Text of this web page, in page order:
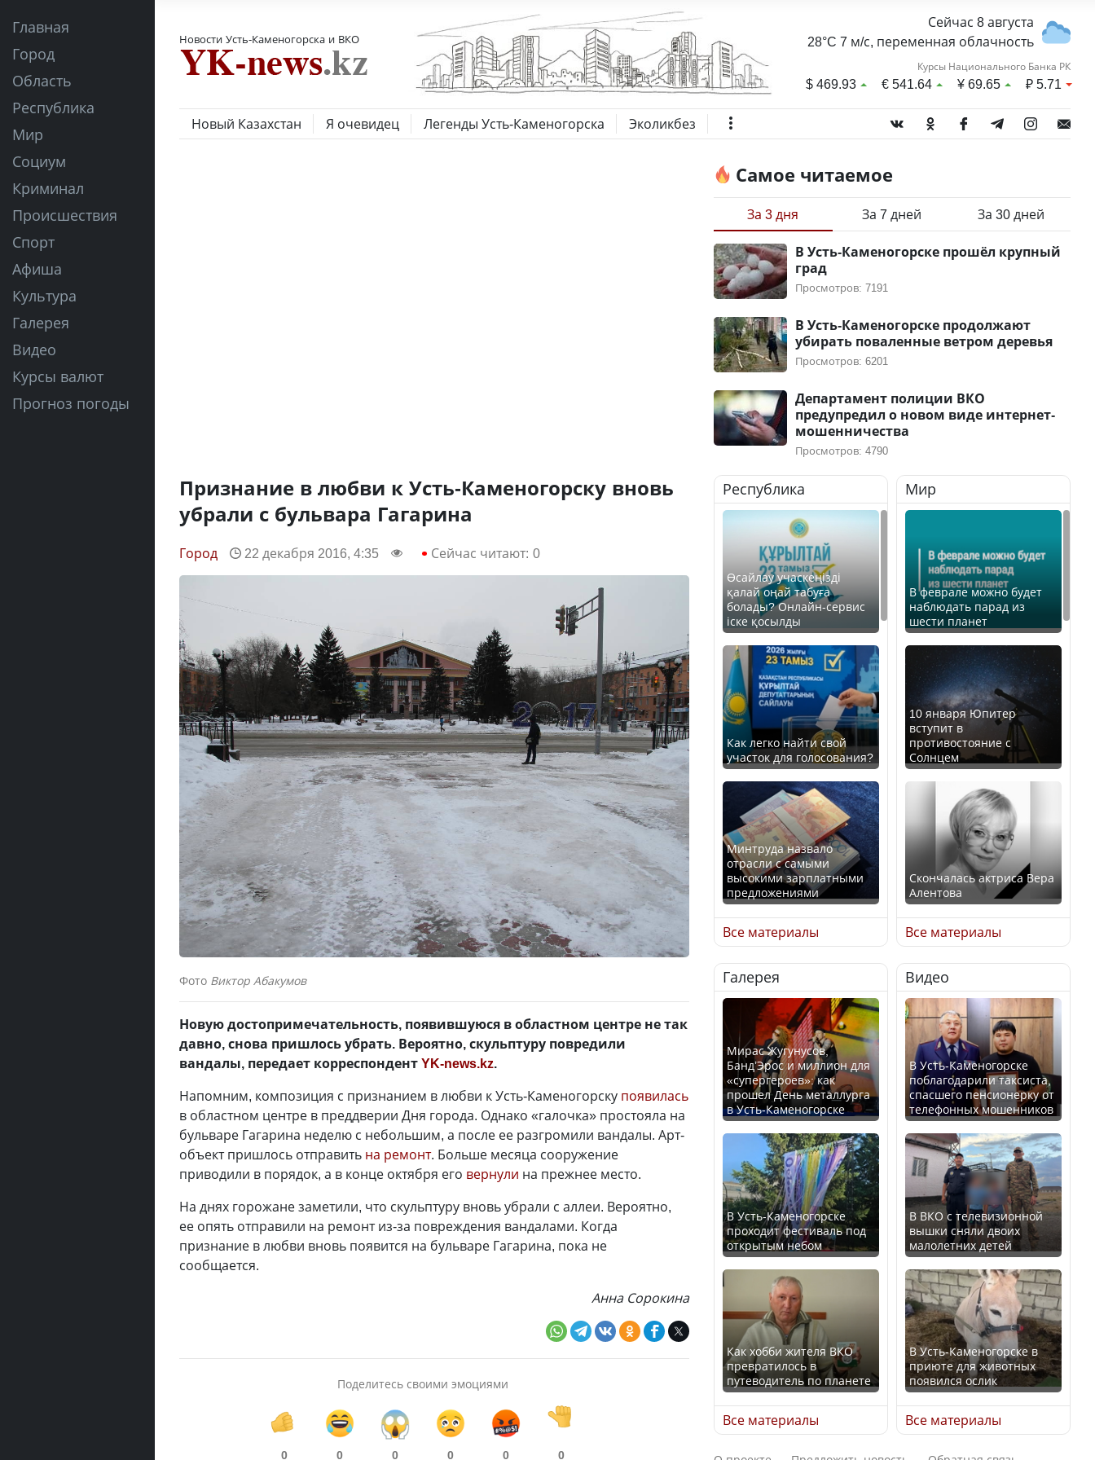
Главная
Город
Область
Республика
Мир
Социум
Криминал
Происшествия
Спорт
Афиша
Культура
Галерея
Видео
Курсы валют
Прогноз погоды
Новости Усть-Каменогорска и ВКО
Сейчас 8 августа
28°C 7 м/с, переменная облачность
Курсы Национального Банка РК
$469.93 €541.64 ¥69.65 ₽5.71
Новый Казахстан Я очевидец Легенды Усть-Каменогорска Эколикбез
Признание в любви к Усть-Каменогорску вновь
убрали с бульвара Гагарина
Город 22 декабря 2016, 4:35 Сейчас читают: 0
Фото Виктор Абакумов
Новую достопримечательность, появившуюся в областном центре не так
давно, снова пришлось убрать. Вероятно, скульптуру повредили
вандалы, передает корреспондентYK-news.kz.
Напомним, композиция с признанием в любви к Усть-Каменогорску появилась
в областном центре в преддверии Дня города. Однако «галочка» простояла на
бульваре Гагарина неделю с небольшим, а после ее разгромили вандалы. Арт-
объект пришлось отправить на ремонт. Больше месяца сооружение
приводили в порядок, а в конце октября его вернули на прежнее место.
На днях горожане заметили, что скульптуру вновь убрали с аллеи. Вероятно,
ее опять отправили на ремонт из-за повреждения вандалами. Когда
признание в любви вновь появится на бульваре Гагарина, пока не
сообщается.
Анна Сорокина
Поделитесь своими эмоциями
0 0 0 0 0 0
Самое читаемое
За 3 дня За 7 дней За 30 дней
В Усть-Каменогорске прошёл крупный
град
Просмотров: 7191
В Усть-Каменогорске продолжают
убирать поваленные ветром деревья
Просмотров: 6201
Департамент полиции ВКО
предупредил о новом виде интернет-
мошенничества
Просмотров: 4790
Республика
Өсайлау учаскеңізді
қалай оңай табуға
болады? Онлайн-сервис
іске қосылды
Как легко найти свой
участок для голосования?
Минтруда назвало
отрасли с самыми
высокими зарплатными
предложениями
Искусственный интеллект
официально включили в
школьную программу
Казахстана
В Казахстане стало
проще получить
направления на
медицинские
обследования
Қазақстан Орталық Азия
елдері арасында әл-ауқат
индексінде көш бастады
Казахстан возглавил
рейтинг благополучия
среди стран Центральной
Азии
Все материалы
Мир
В феврале можно будет
наблюдать парад из
шести планет
10 января Юпитер
вступит в
противостояние с
Солнцем
Скончалась актриса Вера
Алентова
В РФ вынесен заочный
приговор по уголовному
делу об убийстве Игоря
Талькова
В России введены
дополнительные
ограничения для
казахстанских прав
Трамп официально
вступил в должность
президента США
Луну признали объектом
культурного наследия,
находящегося под
угрозой исчезновения
Все материалы
Галерея
Мирас Жугунусов,
Банд’Эрос и миллион для
«супергероев»: как
прошел День металлурга
в Усть-Каменогорске
В Усть-Каменогорске
проходит фестиваль под
открытым небом
Как хобби жителя ВКО
превратилось в
путеводитель по планете
Все материалы
Видео
В Усть-Каменогорске
поблагодарили таксиста,
спасшего пенсионерку от
телефонных мошенников
В ВКО с телевизионной
вышки сняли двоих
малолетних детей
В Усть-Каменогорске в
приюте для животных
появился ослик
Все материалы